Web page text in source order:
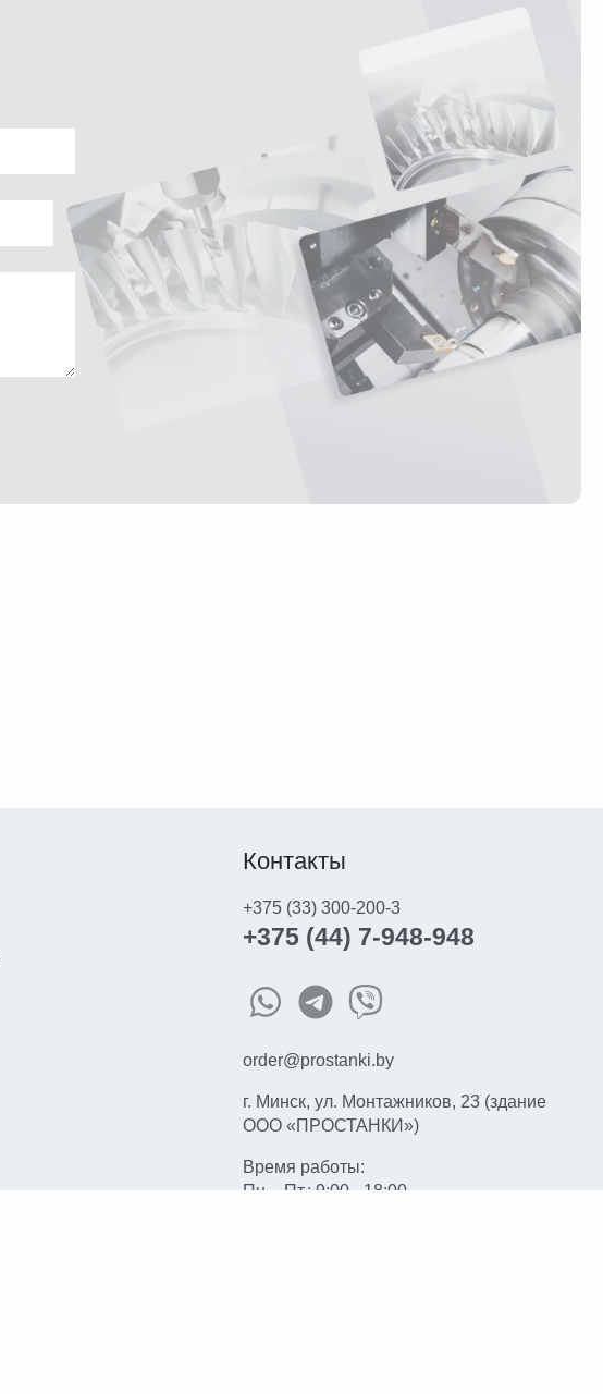
Контакты
+375 (33) 300-200-3
+375 (44) 7-948-948
order@prostanki.by
г. Минск, ул. Монтажников, 23 (здание
ООО «ПРОСТАНКИ»)
Время работы:
Пн. - Пт.: 9:00 - 18:00